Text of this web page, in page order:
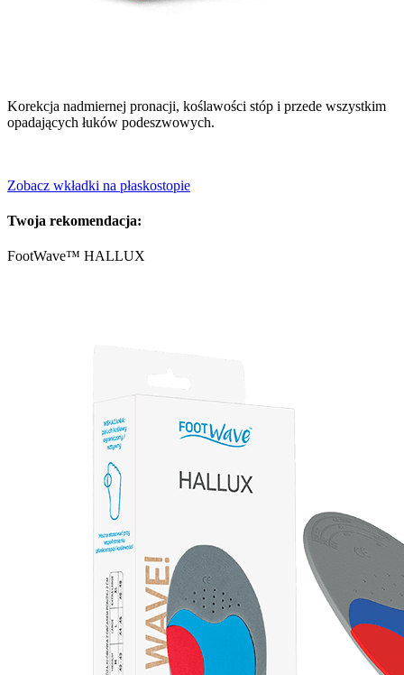
Korekcja nadmiernej pronacji, koślawości stóp i przede wszystkim
opadających łuków podeszwowych.
Zobacz wkładki na płaskostopie
Twoja rekomendacja:
FootWave™ HALLUX